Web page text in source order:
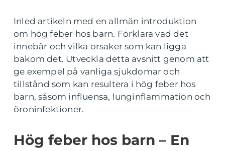
Inled artikeln med en allmän introduktion
om hög feber hos barn. Förklara vad det
innebär och vilka orsaker som kan ligga
bakom det. Utveckla detta avsnitt genom att
ge exempel på vanliga sjukdomar och
tillstånd som kan resultera i hög feber hos
barn, såsom influensa, lunginflammation och
öroninfektioner.
Hög feber hos barn – En